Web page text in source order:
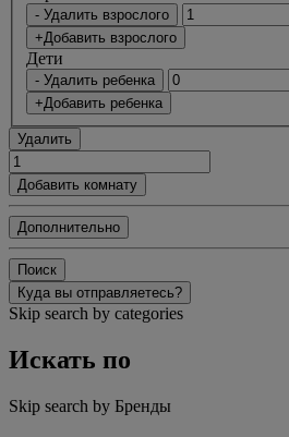
- Удалить взрослого
+Добавить взрослого
Дети
- Удалить ребенка
+Добавить ребенка
Удалить
Добавить комнату
Дополнительно
Поиск
Куда вы отправляетесь?
Skip search by categories
Искать по
Skip search by Бренды